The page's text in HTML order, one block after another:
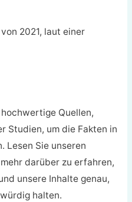
2021, laut einer
Quellen,
Studien, um die Fakten in
Lesen Sie unseren
darüber zu erfahren,
unsere Inhalte genau,
halten.